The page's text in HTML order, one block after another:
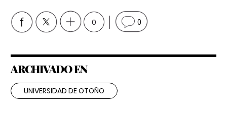
0 0
ARCHIVADO EN
UNIVERSIDAD DE OTOÑO